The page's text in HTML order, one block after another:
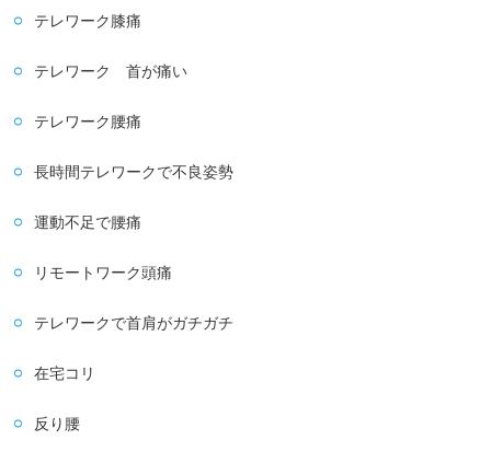
テレワーク膝痛
テレワーク 首が痛い
テレワーク腰痛
長時間テレワークで不良姿勢
運動不足で腰痛
リモートワーク頭痛
テレワークで首肩がガチガチ
在宅コリ
反り腰